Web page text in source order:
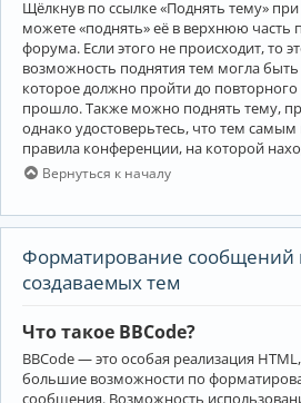
Щёлкнув по ссылке «Поднять тему»
можете «поднять» её в верхнюю часть
форума. Если этого не происходит, то
возможность поднятия тем могла
которое должно пройти до
прошло. Также можно поднять тему,
однако удостоверьтесь, что тем
правила конференции, на которой
Вернуться к началу
Форматирование сообщений
создаваемых тем
Что такое BBCode?
BBCode — это особая реализация
большие возможности по
сообщения. Возможность